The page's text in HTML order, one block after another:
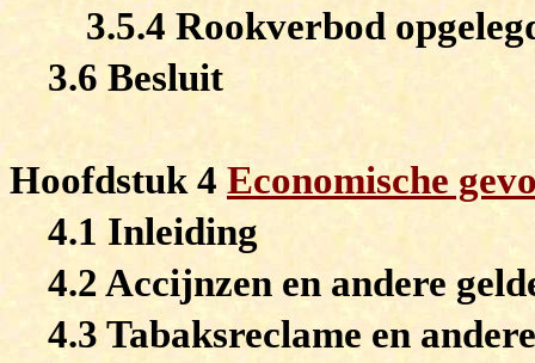
3.5.4 Rookverbod
3.6 Besluit
Hoofdstuk 4 Economische
4.1 Inleiding
4.2 Accijnzen en andere
4.3 Tabaksreclame en